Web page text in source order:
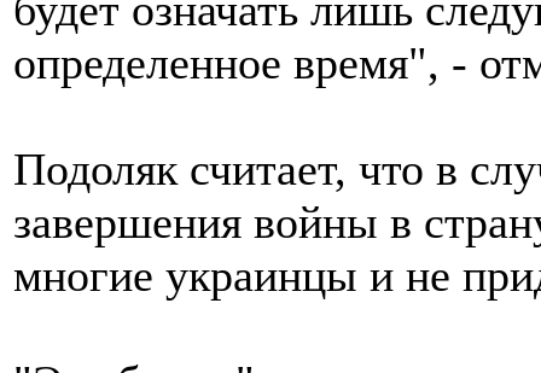
определенное время", -
Подоляк считает, что в
завершения войны в
многие украинцы и не